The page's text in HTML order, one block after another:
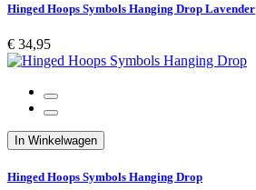
Hinged Hoops Symbols Hanging Drop Lavender
€ 34,95
In Winkelwagen
Hinged Hoops Symbols Hanging Drop